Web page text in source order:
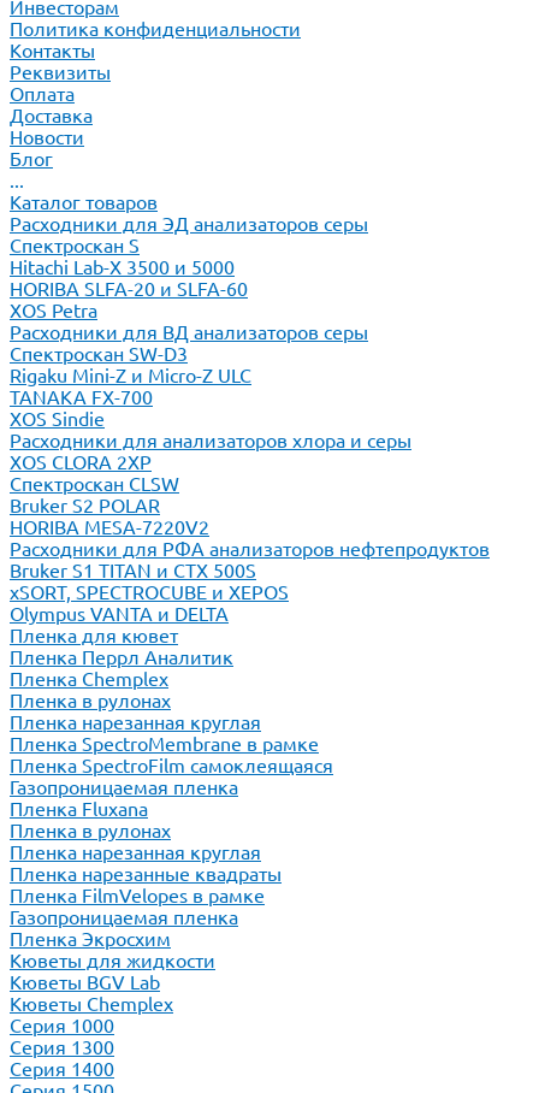
Инвесторам
Политика конфиденциальности
Контакты
Реквизиты
Оплата
Доставка
Новости
Блог
...
Каталог товаров
Расходники для ЭД анализаторов серы
Спектроскан S
Hitachi Lab-X 3500 и 5000
HORIBA SLFA-20 и SLFA-60
XOS Petra
Расходники для ВД анализаторов серы
Спектроскан SW-D3
Rigaku Mini-Z и Micro-Z ULC
TANAKA FX-700
XOS Sindie
Расходники для анализаторов хлора и серы
XOS CLORA 2XP
Спектроскан CLSW
Bruker S2 POLAR
HORIBA MESA-7220V2
Расходники для РФА анализаторов нефтепродуктов
Bruker S1 TITAN и CTX 500S
xSORT, SPECTROCUBE и XEPOS
Olympus VANTA и DELTA
Пленка для кювет
Пленка Перрл Аналитик
Пленка Chemplex
Пленка в рулонах
Пленка нарезанная круглая
Пленка SpectroMembrane в рамке
Пленка SpectroFilm самоклеящаяся
Газопроницаемая пленка
Пленка Fluxana
Пленка в рулонах
Пленка нарезанная круглая
Пленка нарезанные квадраты
Пленка FilmVelopes в рамке
Газопроницаемая пленка
Пленка Экросхим
Кюветы для жидкости
Кюветы BGV Lab
Кюветы Chemplex
Серия 1000
Серия 1300
Серия 1400